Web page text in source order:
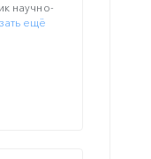
научно-
ещё